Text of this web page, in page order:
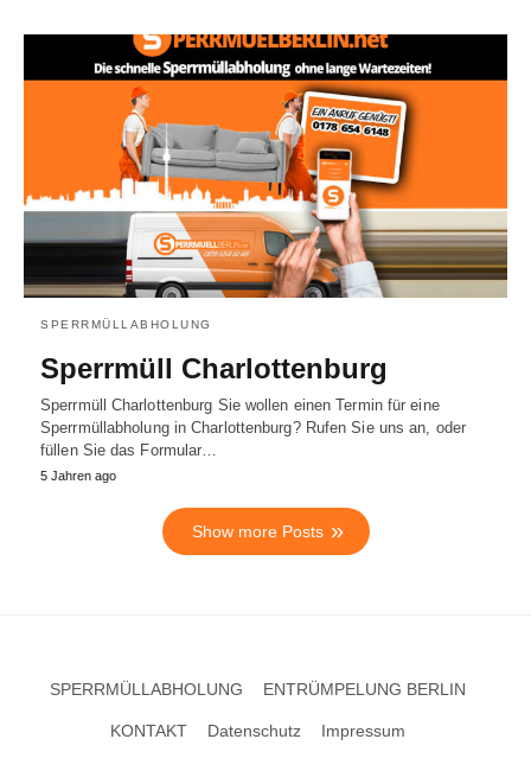
SPERRMÜLLABHOLUNG
Sperrmüll Charlottenburg
Sperrmüll Charlottenburg Sie wollen einen Termin für eine
Sperrmüllabholung in Charlottenburg? Rufen Sie uns an, oder
füllen Sie das Formular…
5 Jahren ago
Show more Posts
SPERRMÜLLABHOLUNG ENTRÜMPELUNG BERLIN
KONTAKT Datenschutz Impressum